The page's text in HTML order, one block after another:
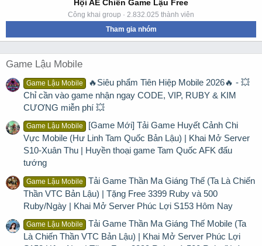
Hội AE Chiến Game Lậu Free
Công khai group · 2.832.025 thành viên
Tham gia nhóm
Game Lậu Mobile
Game Lậu Mobile
🔥Siêu phẩm Tiên Hiệp Mobile 2026🔥 - 💥
Chỉ cần vào game nhận ngay CODE, VIP, RUBY & KIM
CƯƠNG miễn phí 💥
Game Lậu Mobile
[Game Mới] Tải Game Huyết Cảnh Chi
Vực Mobile (Hư Linh Tam Quốc Bản Lậu) | Khai Mở Server
S10-Xuân Thu | Huyền thoại game Tam Quốc AFK đấu
tướng
Game Lậu Mobile
Tải Game Thần Ma Giáng Thế (Ta Là Chiến
Thần VTC Bản Lậu) | Tặng Free 3399 Ruby và 500
Ruby/Ngày | Khai Mở Server Phúc Lợi S153 Hôm Nay
Game Lậu Mobile
Tải Game Thần Ma Giáng Thế Mobile (Ta
Là Chiến Thần VTC Bản Lậu) | Khai Mở Server Phúc Lợi